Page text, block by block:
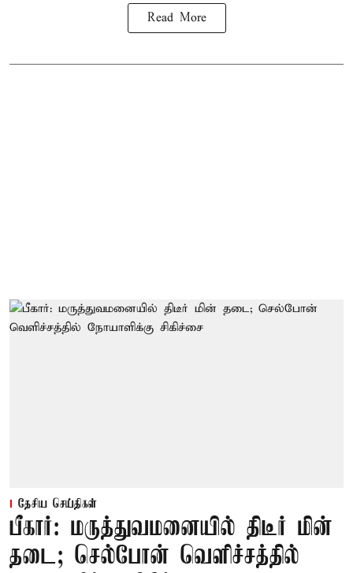
Read More
தேசிய செய்திகள்
பீகார்: மருத்துவமனையில் திடீர் மின்
தடை; செல்போன் வெளிச்சத்தில்